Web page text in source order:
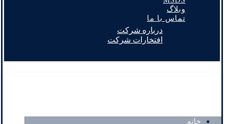
وبلاگ
تماس با ما
درباره شرکت
افتخارات شرکت
خانه